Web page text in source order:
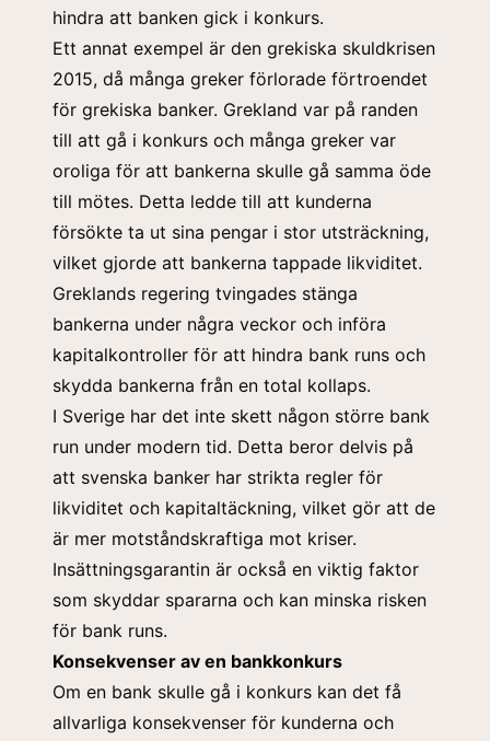
hindra att banken gick i konkurs.
Ett annat exempel är den grekiska skuldkrisen
2015, då många greker förlorade förtroendet
för grekiska banker. Grekland var på randen
till att gå i konkurs och många greker var
oroliga för att bankerna skulle gå samma öde
till mötes. Detta ledde till att kunderna
försökte ta ut sina pengar i stor utsträckning,
vilket gjorde att bankerna tappade likviditet.
Greklands regering tvingades stänga
bankerna under några veckor och införa
kapitalkontroller för att hindra bank runs och
skydda bankerna från en total kollaps.
I Sverige har det inte skett någon större bank
run under modern tid. Detta beror delvis på
att svenska banker har strikta regler för
likviditet och kapitaltäckning, vilket gör att de
är mer motståndskraftiga mot kriser.
Insättningsgarantin är också en viktig faktor
som skyddar spararna och kan minska risken
för bank runs.
Konsekvenser av en bankkonkurs
Om en bank skulle gå i konkurs kan det få
allvarliga konsekvenser för kunderna och